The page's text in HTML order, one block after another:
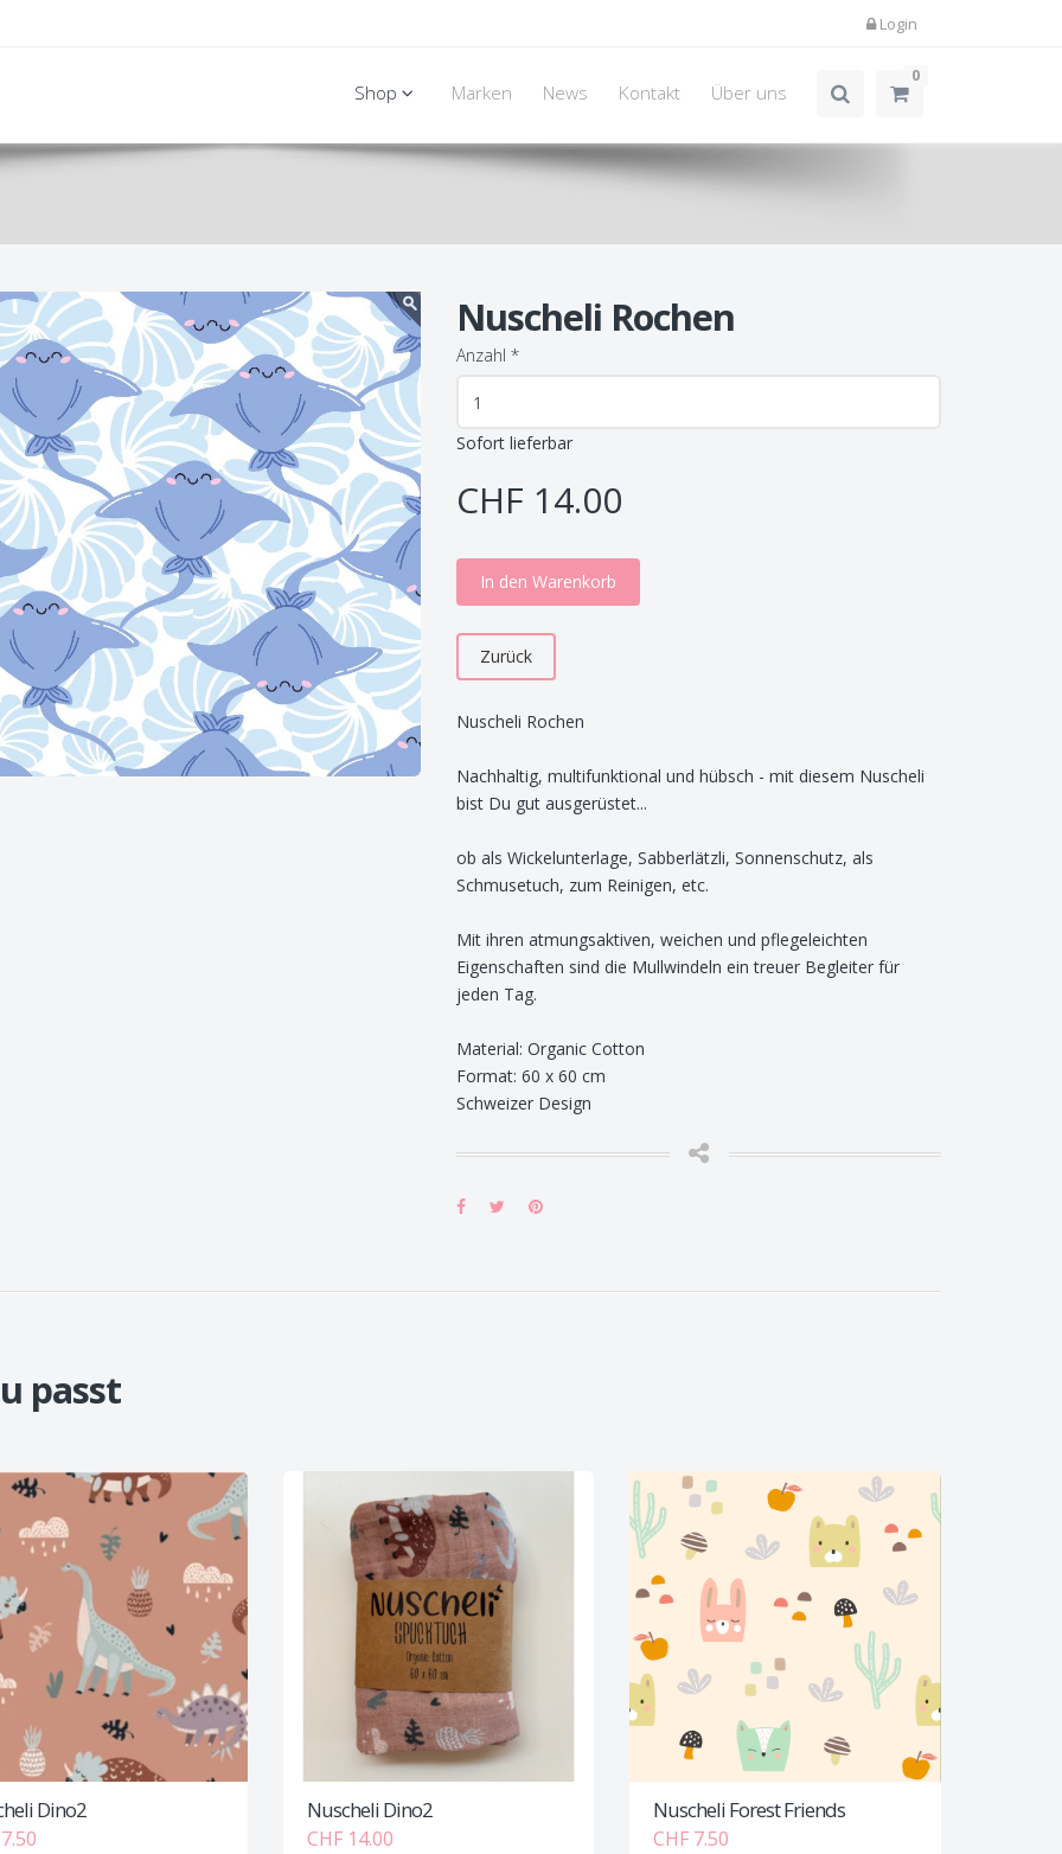
Login
Shop Marken News Kontakt Über uns
0
Nuscheli Rochen
Anzahl *
Sofort lieferbar
CHF 14.00
In den Warenkorb
Zurück
Nuscheli Rochen
Nachhaltig, multifunktional und hübsch - mit diesem Nuscheli
bist Du gut ausgerüstet...
ob als Wickelunterlage, Sabberlätzli, Sonnenschutz, als
Schmusetuch, zum Reinigen, etc.
Mit ihren atmungsaktiven, weichen und pflegeleichten
Eigenschaften sind die Mullwindeln ein treuer Begleiter für
jeden Tag.
Material: Organic Cotton
Format: 60 x 60 cm
Schweizer Design
passt
Dino2 Nuscheli Dino2
CHF 14.00
Nuscheli Forest Friends
CHF 7.50